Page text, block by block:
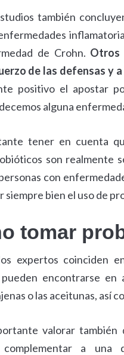
también
de Crohn. Otros
de las defensas y
positivo el apostar
alguna
tener en cuenta
son realmente
con
bien el uso de
tomar
expertos coinciden
encontrarse
o las aceitunas, así
valorar
complementar a una